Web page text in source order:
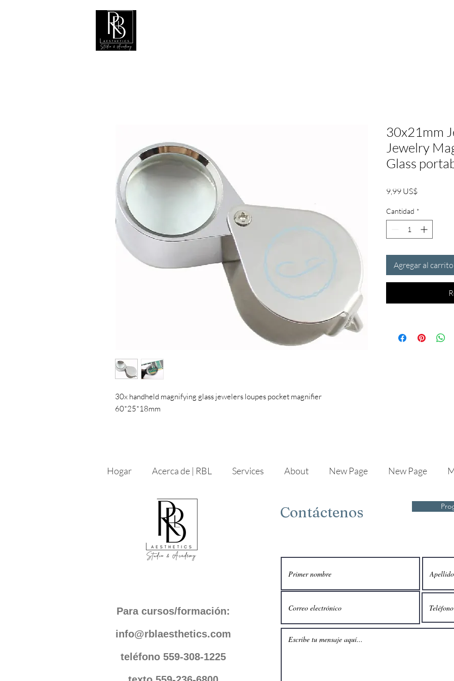
30x handheld magnifying glass jewelers loupes pocket magnifier
60*25*18mm
30x21mm
Jewelry
Glass
9,99 US$Precio
Cantidad *
Agregar al carrito
Hogar Acerca de | RBL Services About New Page New Page
Para cursos/formación:
info@rblaesthetics.com
teléfono 559-308-1225
Contáctenos